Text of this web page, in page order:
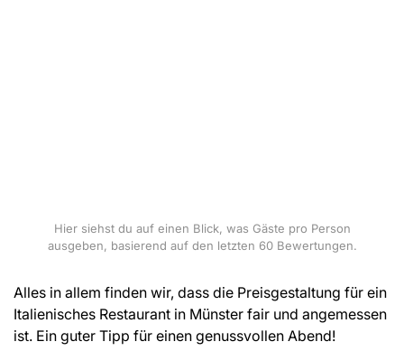
Hier siehst du auf einen Blick, was Gäste pro Person
ausgeben, basierend auf den letzten 60 Bewertungen.
Alles in allem finden wir, dass die Preisgestaltung für ein
Italienisches Restaurant in Münster fair und angemessen
ist. Ein guter Tipp für einen genussvollen Abend!